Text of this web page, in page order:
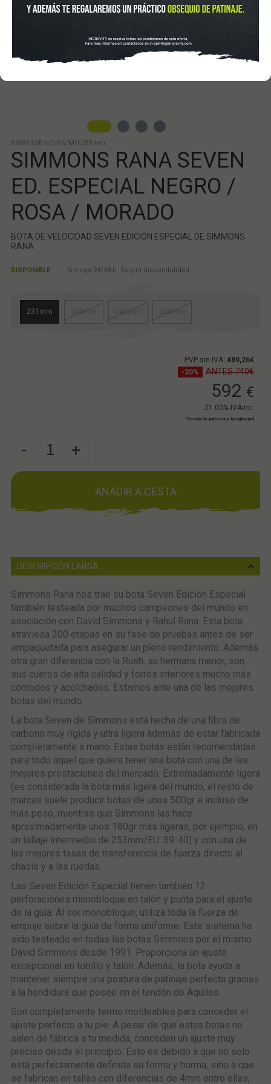
SIMM-SEE-NG/RS/MO-231mm
SIMMONS RANA SEVEN
ED. ESPECIAL NEGRO /
ROSA / MORADO
BOTA DE VELOCIDAD SEVEN EDICIÓN ESPECIAL DE SIMMONS
RANA
DISPONIBLE Entrega 24/48 h. Según disponibilidad.
231mm 243mm 249mm 258mm
PVP sin IVA:489,26€
-20%
ANTES 740€
592 €
21.00% IVAinc.
Tienda de patines y longboard
- +
AÑADIR A CESTA
DESCRIPCIÓN LARGA
Simmons Rana nos trae su bota Seven Edición Especial
también testeada por muchos campeones del mundo en
asociación con David Simmons y Rahul Rana. Esta bota
atraviesa 200 etapas en su fase de pruebas antes de ser
empaquetada para asegurar un pleno rendimiento. Además
otra gran diferencia con la Rush, su hermana menor, son
sus cueros de alta calidad y forros interiores mucho más
cómodos y acolchados. Estamos ante una de las mejores
botas del mundo.
La bota Seven de Simmons está hecha de una fibra de
carbono muy rígida y ultra ligera además de estar fabricada
completamente a mano. Estas botas están recomendadas
para todo aquel que quiera tener una bota con una de las
mejores prestaciones del mercado. Extremadamente ligera
(es considerada la bota más ligera del mundo, el resto de
marcas suele producir botas de unos 500gr e incluso de
más peso, mientras que Simmons las hace
aproximadamente unos 180gr más ligeras, por ejemplo, en
un tallaje intermedio de 253mm/EU: 39-40) y con una de
las mejores tasas de transferencia de fuerza directo al
chasis y a las ruedas.
Las Seven Edición Especial tienen también 12
perforaciones monobloque en talón y punta para el ajuste
de la guía. Al ser monobloque, utiliza toda la fuerza de
empuje sobre la guía de forma uniforme. Este sistema ha
sido testeado en todas las botas Simmons por el mismo
David Simmons desde 1991. Proporciona un ajuste
excepcional en tobillo y talón. Además, la bota ayuda a
mantener siempre una postura de patinaje perfecta gracias
a la hendidura que posee en el tendón de Aquiles.
Son completamente termo moldeables para conceder el
ajuste perfecto a tu pie. A pesar de que estas botas no
salen de fábrica a tu medida, conceden un ajuste muy
preciso desde el principio. Ésto es debido a que no solo
está perfectamente definida su forma y horma, sino a que
se fabrican en tallas con diferencias de 4mm entre ellas,